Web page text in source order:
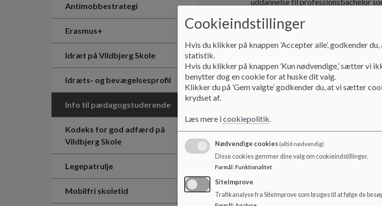
Antimobbestrategi
Erasmus+
Idræt på Vildbjerg Skole
Idræts- og bevægelsesprofil
Info til pædagogstuderende
Kodeks for god adfærd på
Vildbjerg Skole
Legepatrulje
Mobilfri skoletid
Tag endelig kontakt, hvis du kunne
Kontaktperson er skoleleder Rikke
Praktikbeskrivelse for SFO
Cookieindstillinger
Hvis du klikker på knappen ’Accepter alle’, godkender
statistik.
Hvis du klikker på knappen ’Kun nødvendige,’ sætter vi
benytter dog en cookie for at huske dit valg.
Klikker du på ’Gem valgte’ godkender du, at vi sætter
krydset af.
Læs mere icookiepolitik.
Nødvendige cookies(altid nødvendig)
Disse cookies gemmer dine valg om cookieindstillinger.
Formål: Funktionalitet
SiteImprove
Trafikanalyse fra Siteimprove som bruges til at følge de